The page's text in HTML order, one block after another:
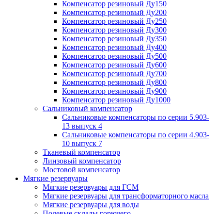
Компенсатор резиновый Ду150
Компенсатор резиновый Ду200
Компенсатор резиновый Ду250
Компенсатор резиновый Ду300
Компенсатор резиновый Ду350
Компенсатор резиновый Ду400
Компенсатор резиновый Ду500
Компенсатор резиновый Ду600
Компенсатор резиновый Ду700
Компенсатор резиновый Ду800
Компенсатор резиновый Ду900
Компенсатор резиновый Ду1000
Сальниковый компенсатор
Сальниковые компенсаторы по серии 5.903-
13 выпуск 4
Сальниковые компенсаторы по серии 4.903-
10 выпуск 7
Тканевый компенсатор
Линзовый компенсатор
Мостовой компенсатор
Мягкие резервуары
Мягкие резервуары для ГСМ
Мягкие резервуары для трансформаторного масла
Мягкие резервуары для воды